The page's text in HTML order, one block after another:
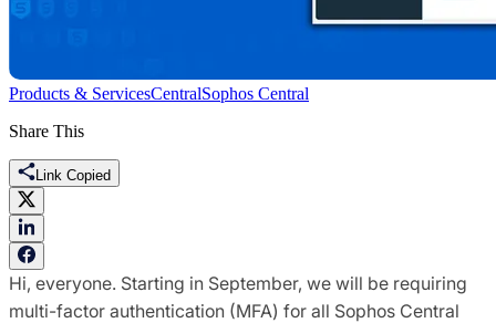
Products & ServicesCentralSophos Central
Share This
Link Copied
Hi, everyone. Starting in September, we will be requiring
multi-factor authentication (MFA) for all Sophos Central